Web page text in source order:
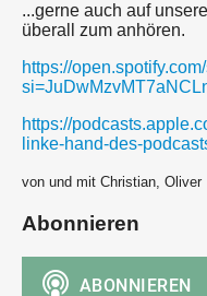
...gerne auch auf
überall zum anhören.
https://
https://
linke-hand-des-
von und mit Christian, Oliver
Abonnieren